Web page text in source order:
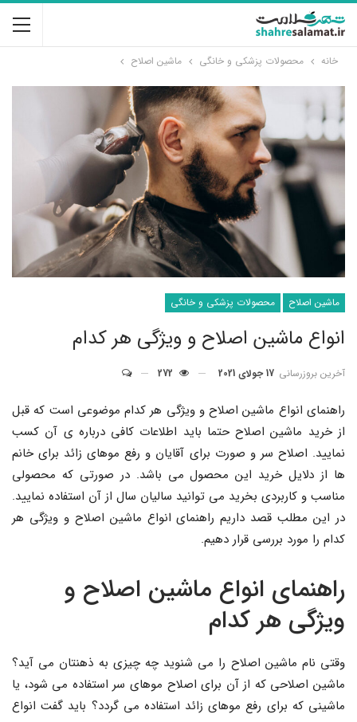
خانه محصولات پزشکی و خانگی ماشین اصلاح
ماشین اصلاح محصولات پزشکی و خانگی
انواع ماشین اصلاح و ویژگی هر کدام
آخرین بروزرسانی 17 جولای 2021 272
راهنمای انواع ماشین اصلاح و ویژگی هر کدام موضوعی است که قبل
از خرید ماشین اصلاح حتما باید اطلاعات کافی درباره ی آن کسب
نمایید. اصلاح سر و صورت برای آقایان و رفع موهای زائد برای خانم
ها از دلایل خرید این محصول می باشد. در صورتی که محصولی
مناسب و کاربردی بخرید می توانید سالیان سال از آن استفاده نمایید.
در این مطلب قصد داریم راهنمای انواع ماشین اصلاح و ویژگی هر
کدام را مورد بررسی قرار دهیم.
راهنمای انواع ماشین اصلاح و
ویژگی هر کدام
وقتی نام ماشین اصلاح را می شنوید چه چیزی به ذهنتان می آید؟
ماشین اصلاحی که از آن برای اصلاح موهای سر استفاده می شود، یا
ماشینی که برای رفع موهای زائد استفاده می گردد؟ باید گفت انواع